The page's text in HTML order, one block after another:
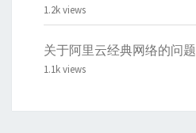
1.2k views
关于阿里云经典网络的问题
1.1k views